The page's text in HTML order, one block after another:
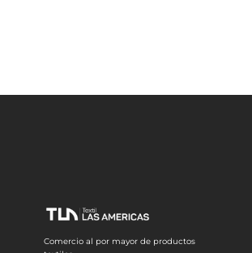
Comercio al por mayor de productos